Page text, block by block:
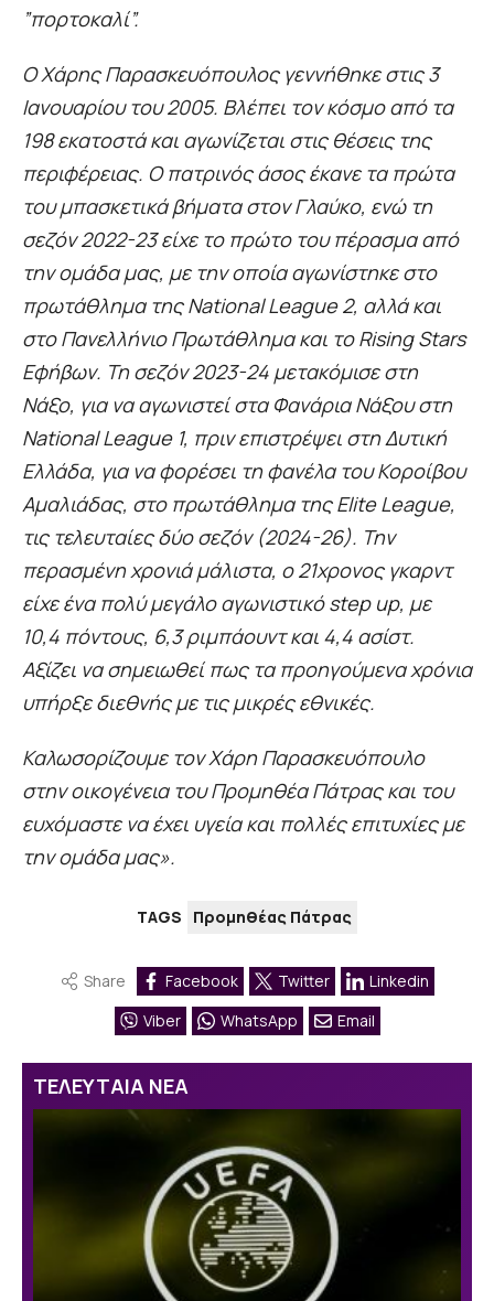
”πορτοκαλί”.
O Xάρης Παρασκευόπουλος γεννήθηκε στις 3
Ιανουαρίου του 2005. Βλέπει τον κόσμο από τα
198 εκατοστά και αγωνίζεται στις θέσεις της
περιφέρειας. Ο πατρινός άσος έκανε τα πρώτα
του μπασκετικά βήματα στον Γλαύκο, ενώ τη
σεζόν 2022-23 είχε το πρώτο του πέρασμα από
την ομάδα μας, με την οποία αγωνίστηκε στο
πρωτάθλημα της National League 2, αλλά και
στο Πανελλήνιο Πρωτάθλημα και το Rising Stars
Εφήβων. Τη σεζόν 2023-24 μετακόμισε στη
Νάξο, για να αγωνιστεί στα Φανάρια Νάξου στη
National League 1, πριν επιστρέψει στη Δυτική
Ελλάδα, για να φορέσει τη φανέλα του Κοροίβου
Αμαλιάδας, στο πρωτάθλημα της Elite League,
τις τελευταίες δύο σεζόν (2024-26). Την
περασμένη χρονιά μάλιστα, ο 21χρονος γκαρντ
είχε ένα πολύ μεγάλο αγωνιστικό step up, με
10,4 πόντους, 6,3 ριμπάουντ και 4,4 ασίστ.
Αξίζει να σημειωθεί πως τα προηγούμενα χρόνια
υπήρξε διεθνής με τις μικρές εθνικές.
Καλωσορίζουμε τον Χάρη Παρασκευόπουλο
στην οικογένεια του Προμηθέα Πάτρας και του
ευχόμαστε να έχει υγεία και πολλές επιτυχίες με
την ομάδα μας».
TAGS Προμηθέας Πάτρας
Share Facebook Twitter
Linkedin
Viber
WhatsApp Email
ΤΕΛΕΥΤΑΙΑ ΝΕΑ